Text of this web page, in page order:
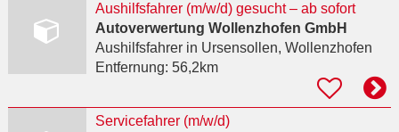
Aushilfsfahrer (m/w/d) gesucht – ab sofort
Autoverwertung Wollenzhofen GmbH
Aushilfsfahrerin Ursensollen, Wollenzhofen
Entfernung: 56,2km
Servicefahrer (m/w/d)